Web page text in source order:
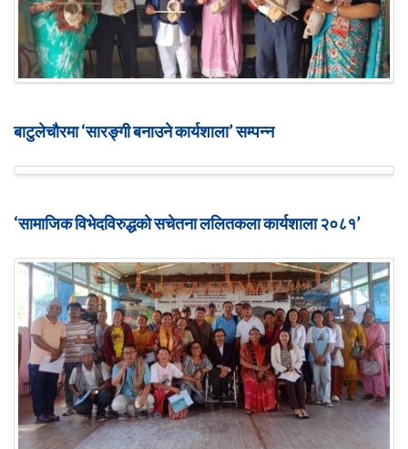
बाटुलेचौरमा ‘सारङ्गी बनाउने कार्यशाला’ सम्पन्न
‘सामाजिक विभेदविरुद्धको सचेतना ललितकला कार्यशाला २०८१’